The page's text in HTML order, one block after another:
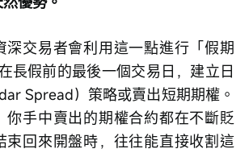
深交易者會利用這一點進行「假期
長假前的最後一個交易日，建立日
Spread）策略或賣出短期期權。
你手中賣出的期權合約都在不斷貶
束回來開盤時，往往能直接收割這